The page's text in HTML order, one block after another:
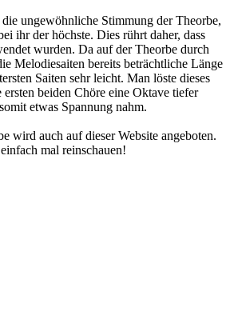
ungewöhnliche Stimmung der Theorbe,
ihr der höchste. Dies rührt daher, dass
wurden. Da auf der Theorbe durch
Melodiesaiten bereits beträchtliche Länge
Saiten sehr leicht. Man löste dieses
beiden Chöre eine Oktave tiefer
etwas Spannung nahm.
wird auch auf dieser Website angeboten.
mal reinschauen!